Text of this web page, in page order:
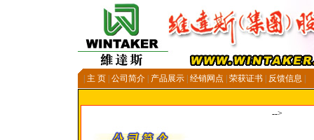
主 页 公司简介 产品展示 经销网点 荣获证书 反馈信息
-->